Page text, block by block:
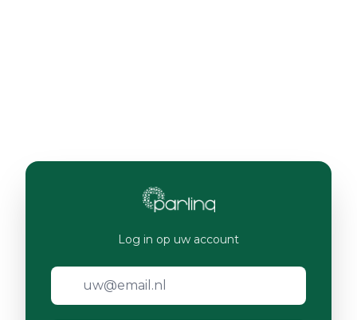
Log in op uw account